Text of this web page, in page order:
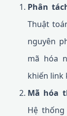
Phân
Thuật
nguyên
mã hóa
khiến link
Mã hóa
Hệ